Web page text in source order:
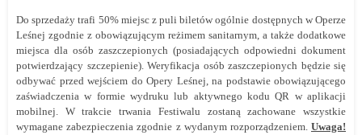
Do sprzedaży trafi 50% miejsc z puli biletów ogólnie dostępnych w Operze
Leśnej zgodnie z obowiązującym reżimem sanitarnym, a także dodatkowe
miejsca dla osób zaszczepionych (posiadających odpowiedni dokument
potwierdzający szczepienie). Weryfikacja osób zaszczepionych będzie się
odbywać przed wejściem do Opery Leśnej, na podstawie obowiązującego
zaświadczenia w formie wydruku lub aktywnego kodu QR w aplikacji
mobilnej. W trakcie trwania Festiwalu zostaną zachowane wszystkie
wymagane zabezpieczenia zgodnie z wydanym rozporządzeniem. Uwaga!